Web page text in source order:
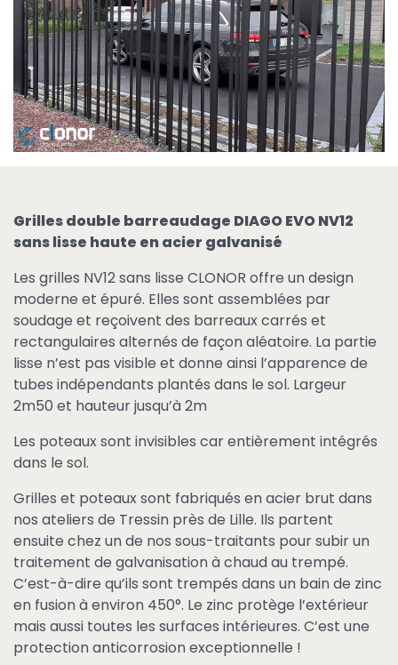
Grilles double barreaudage DIAGO EVO NV12
sans lisse haute en acier galvanisé
Les grilles NV12 sans lisse CLONOR offre un design
moderne et épuré. Elles sont assemblées par
soudage et reçoivent des barreaux carrés et
rectangulaires alternés de façon aléatoire. La partie
lisse n’est pas visible et donne ainsi l’apparence de
tubes indépendants plantés dans le sol. Largeur
2m50 et hauteur jusqu’à 2m
Les poteaux sont invisibles car entièrement intégrés
dans le sol.
Grilles et poteaux sont fabriqués en acier brut dans
nos ateliers de Tressin près de Lille. Ils partent
ensuite chez un de nos sous-traitants pour subir un
traitement de galvanisation à chaud au trempé.
C’est-à-dire qu’ils sont trempés dans un bain de zinc
en fusion à environ 450°. Le zinc protège l’extérieur
mais aussi toutes les surfaces intérieures. C’est une
protection anticorrosion exceptionnelle !